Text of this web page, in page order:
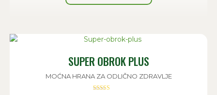
SUPER OBROK PLUS
MOĆNA HRANA ZA ODLIČNO ZDRAVLJE